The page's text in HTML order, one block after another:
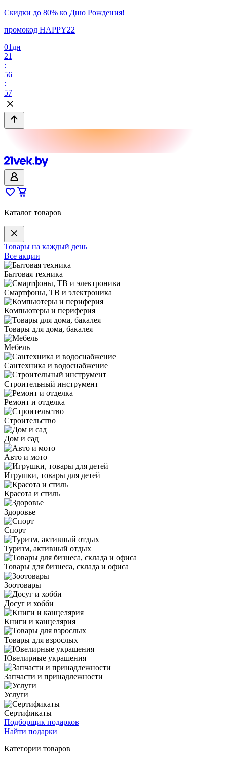
Скидки до 80% ко Дню Рождения!
промокод HAPPY22
01 дн
21
:
56
:
57
Каталог товаров
Товары на каждый день
Все акции
Бытовая техника
Смартфоны, ТВ и электроника
Компьютеры и периферия
Товары для дома, бакалея
Мебель
Сантехника и водоснабжение
Строительный инструмент
Ремонт и отделка
Строительство
Дом и сад
Авто и мото
Игрушки, товары для детей
Красота и стиль
Здоровье
Спорт
Туризм, активный отдых
Товары для бизнеса, склада и офиса
Зоотовары
Досуг и хобби
Книги и канцелярия
Товары для взрослых
Ювелирные украшения
Запчасти и принадлежности
Услуги
Сертификаты
Подборщик подарков
Найти подарки
Категории товаров